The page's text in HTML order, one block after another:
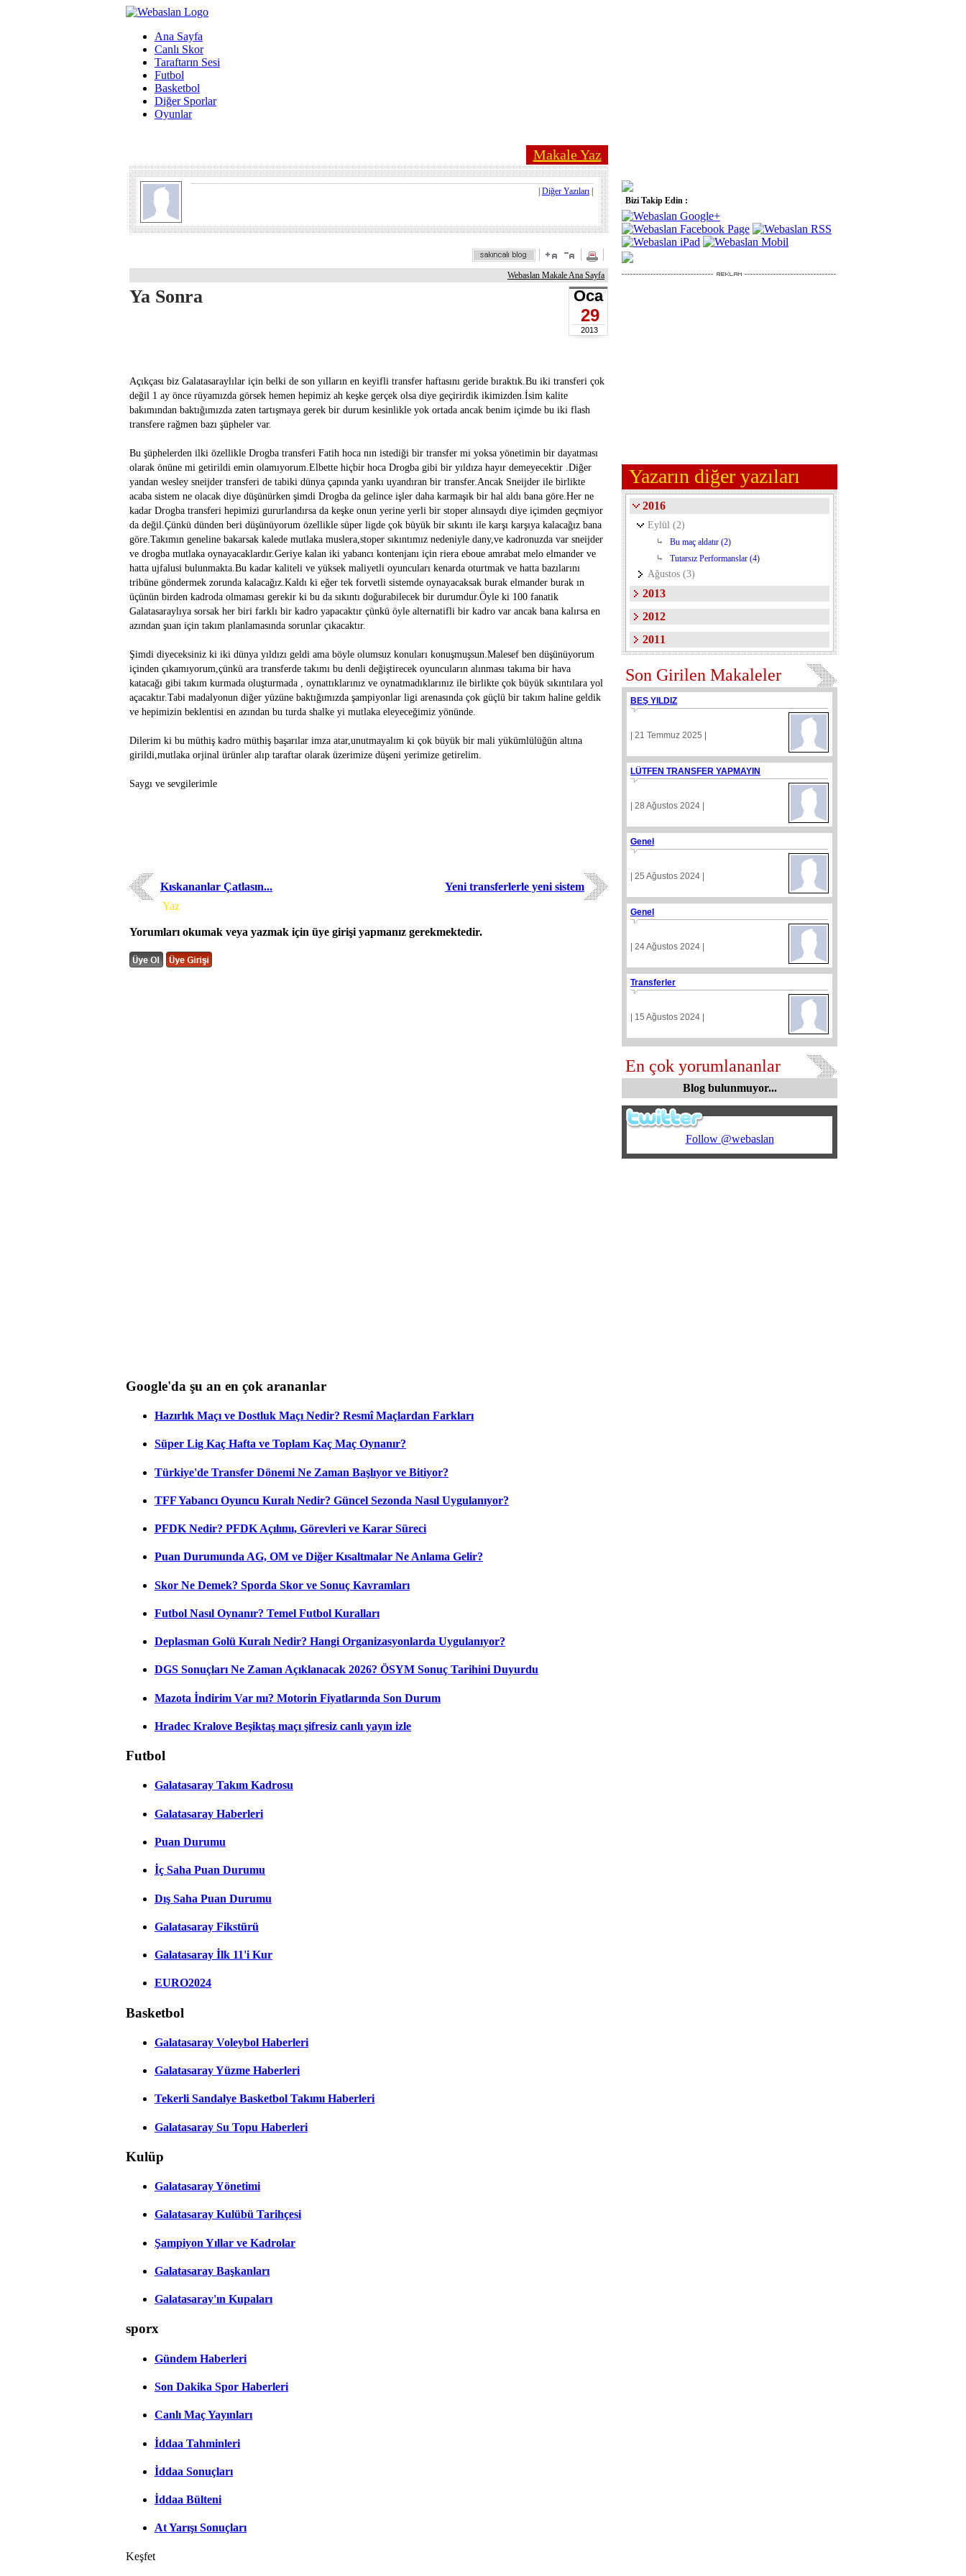
Ana Sayfa
Canlı Skor
Taraftarın Sesi
Futbol
Basketbol
Diğer Sporlar
Oyunlar
Makale Yaz
Diğer Yazıları
Webaslan Makale Ana Sayfa
Ya Sonra Oca
29
2013
Açıkçası biz Galatasaraylılar için belki de son yılların en keyifli transfer haftasını geride bıraktık.Bu iki transferi çok
değil 1 ay önce rüyamızda görsek hemen hepimiz ah keşke gerçek olsa diye geçirirdik ikimizden.İsim kalite
bakımından baktığımızda zaten tartışmaya gerek bir durum kesinlikle yok ortada ancak benim içimde bu iki flash
transfere rağmen bazı şüpheler var.
Bu şüphelerden ilki özellikle Drogba transferi Fatih hoca nın istediği bir transfer mi yoksa yönetimin bir dayatması
olarak önüne mi getirildi emin olamıyorum.Elbette hiçbir hoca Drogba gibi bir yıldıza hayır demeyecektir .Diğer
yandan wesley sneijder transferi de tabiki dünya çapında yankı uyandıran bir transfer.Ancak Sneijder ile birlikte
acaba sistem ne olacak diye düşünürken şimdi Drogba da gelince işler daha karmaşık bir hal aldı bana göre.Her ne
kadar Drogba transferi hepimizi gururlandırsa da keşke onun yerine yerli bir stoper alınsaydı diye içimden geçmiyor
da değil.Çünkü dünden beri düşünüyorum özellikle süper ligde çok büyük bir sıkıntı ile karşı karşıya kalacağız bana
göre.Takımın geneline bakarsak kalede mutlaka muslera,stoper sıkıntımız nedeniyle dany,ve kadronuzda var sneijder
ve drogba mutlaka oynayacaklardır.Geriye kalan iki yabancı kontenjanı için riera eboue amrabat melo elmander ve
hatta ujfalusi bulunmakta.Bu kadar kaliteli ve yüksek maliyetli oyuncuları kenarda oturtmak ve hatta bazılarını
tribüne göndermek zorunda kalacağız.Kaldı ki eğer tek forvetli sistemde oynayacaksak burak elmander burak ın
üçünün birden kadroda olmaması gerekir ki bu da sıkıntı doğurabilecek bir durumdur.Öyle ki 100 fanatik
Galatasaraylıya sorsak her biri farklı bir kadro yapacaktır çünkü öyle alternatifli bir kadro var ancak bana kalırsa en
azından şuan için takım planlamasında sorunlar çıkacaktır.
Şimdi diyeceksiniz ki iki dünya yıldızı geldi ama böyle olumsuz konuları konuşmuşsun.Malesef ben düşünüyorum
içinden çıkamıyorum,çünkü ara transferde takımı bu denli değiştirecek oyuncuların alınması takıma bir hava
katacağı gibi takım kurmada oluşturmada , oynattıklarınız ve oynatmadıklarınız ile birlikte çok büyük sıkıntılara yol
açacaktır.Tabi madalyonun diğer yüzüne baktığımızda şampiyonlar ligi arenasında çok güçlü bir takım haline geldik
ve hepimizin beklentisi en azından bu turda shalke yi mutlaka eleyeceğimiz yönünde.
Dilerim ki bu müthiş kadro müthiş başarılar imza atar,unutmayalım ki çok büyük bir mali yükümlülüğün altına
girildi,mutlaka orjinal ürünler alıp taraftar olarak üzerimize düşeni yerimize getirelim.
Saygı ve sevgilerimle
Kıskananlar Çatlasın...
Yeni transferlerle yeni sistem
Yaz
Yorumları okumak veya yazmak için üye girişi yapmanız gerekmektedir.
Bizi Takip Edin :
Yazarın diğer yazıları
2016
Eylül (2)
Bu maç aldatır (2)
Tutarsız Performanslar (4)
Ağustos (3)
2013
2012
2011
Son Girilen Makaleler
BEŞ YILDIZ
| 21 Temmuz 2025 |
LÜTFEN TRANSFER YAPMAYIN
| 28 Ağustos 2024 |
Genel
| 25 Ağustos 2024 |
Genel
| 24 Ağustos 2024 |
Transferler
| 15 Ağustos 2024 |
En çok yorumlananlar
Blog bulunmuyor...
Follow @webaslan
Google'da şu an en çok arananlar
Hazırlık Maçı ve Dostluk Maçı Nedir? Resmî Maçlardan Farkları
Süper Lig Kaç Hafta ve Toplam Kaç Maç Oynanır?
Türkiye'de Transfer Dönemi Ne Zaman Başlıyor ve Bitiyor?
TFF Yabancı Oyuncu Kuralı Nedir? Güncel Sezonda Nasıl Uygulanıyor?
PFDK Nedir? PFDK Açılımı, Görevleri ve Karar Süreci
Puan Durumunda AG, OM ve Diğer Kısaltmalar Ne Anlama Gelir?
Skor Ne Demek? Sporda Skor ve Sonuç Kavramları
Futbol Nasıl Oynanır? Temel Futbol Kuralları
Deplasman Golü Kuralı Nedir? Hangi Organizasyonlarda Uygulanıyor?
DGS Sonuçları Ne Zaman Açıklanacak 2026? ÖSYM Sonuç Tarihini Duyurdu
Mazota İndirim Var mı? Motorin Fiyatlarında Son Durum
Hradec Kralove Beşiktaş maçı şifresiz canlı yayın izle
Futbol
Galatasaray Takım Kadrosu
Galatasaray Haberleri
Puan Durumu
İç Saha Puan Durumu
Dış Saha Puan Durumu
Galatasaray Fikstürü
Galatasaray İlk 11'i Kur
EURO2024
Basketbol
Galatasaray Voleybol Haberleri
Galatasaray Yüzme Haberleri
Tekerli Sandalye Basketbol Takımı Haberleri
Galatasaray Su Topu Haberleri
Kulüp
Galatasaray Yönetimi
Galatasaray Kulübü Tarihçesi
Şampiyon Yıllar ve Kadrolar
Galatasaray Başkanları
Galatasaray'ın Kupaları
sporx
Gündem Haberleri
Son Dakika Spor Haberleri
Canlı Maç Yayınları
İddaa Tahminleri
İddaa Sonuçları
İddaa Bülteni
At Yarışı Sonuçları
Keşfet